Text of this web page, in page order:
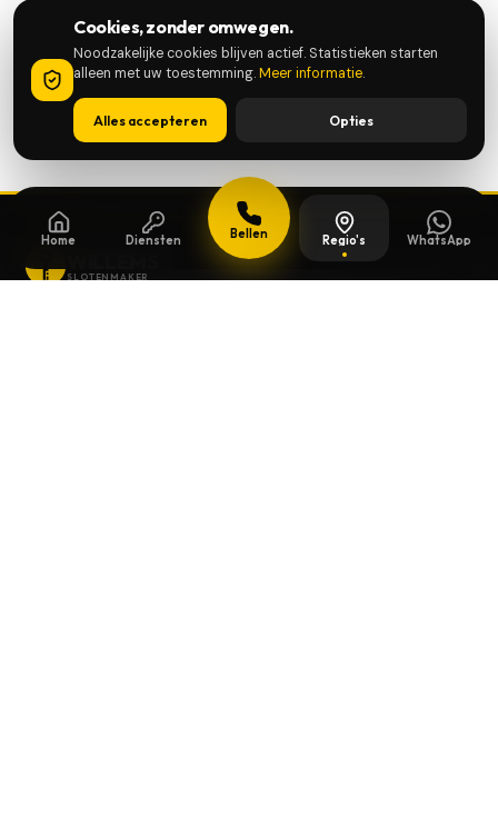
Home Diensten Bellen Regio's WhatsApp
SLOTENMAKER
Cookies, zonder omwegen.
Noodzakelijke cookies blijven actief. Statistieken starten
alleen met uw toestemming.Meer informatie.
Alles accepteren Opties